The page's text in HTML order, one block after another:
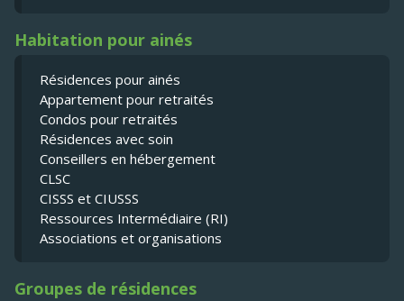
Habitation pour ainés
Résidences pour ainés
Appartement pour retraités
Condos pour retraités
Résidences avec soin
Conseillers en hébergement
CLSC
CISSS et CIUSSS
Ressources Intermédiaire (RI)
Associations et organisations
Groupes de résidences